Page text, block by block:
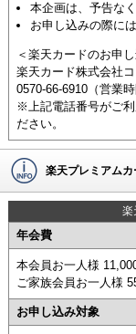
本企画は、予告な
お申し込みの際に
＜楽天カードのお申
楽天カード株式会社
0570-66-6910（営業時
※上記電話番号がご利
ださい。
楽天プレミアム
楽
年会費
本会員お一人様
ご家族会員お一人様
お申し込み対象